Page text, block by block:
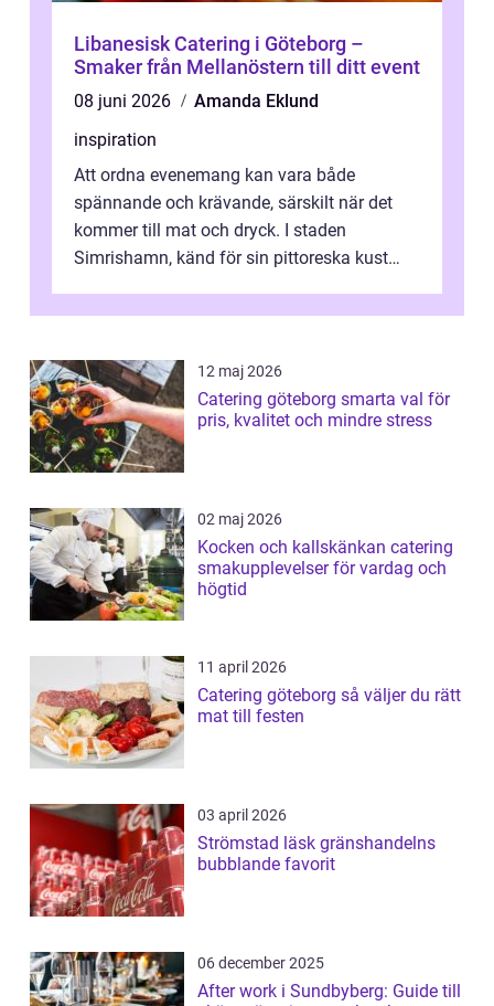
Libanesisk Catering i Göteborg –
Smaker från Mellanöstern till ditt event
08 juni 2026
Amanda Eklund
inspiration
Att ordna evenemang kan vara både
spännande och krävande, särskilt när det
kommer till mat och dryck. I staden
Simrishamn, känd för sin pittoreska kust
12 maj 2026
Catering göteborg smarta val för
pris, kvalitet och mindre stress
02 maj 2026
Kocken och kallskänkan catering
smakupplevelser för vardag och
högtid
11 april 2026
Catering göteborg så väljer du rätt
mat till festen
03 april 2026
Strömstad läsk gränshandelns
bubblande favorit
06 december 2025
After work i Sundbyberg: Guide till